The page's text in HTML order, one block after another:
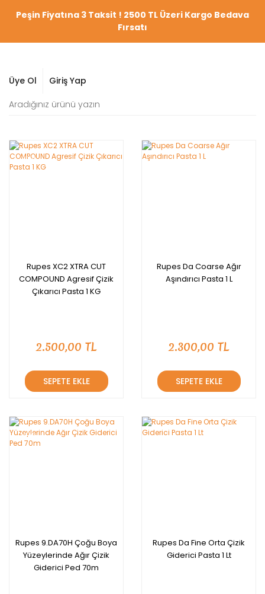
Peşin Fiyatına 3 Taksit ! 2500 TL Üzeri Kargo Bedava
Fırsatı
Üye Ol Giriş Yap
YENİ
Rupes XC2 XTRA CUT
COMPOUND Agresif Çizik
Çıkarıcı Pasta 1 KG
2.500,00 TL
SEPETE EKLE
Rupes Da Coarse Ağır
Aşındırıcı Pasta 1 L
2.300,00 TL
SEPETE EKLE
YENİ
Rupes 9.DA70H Çoğu Boya
Yüzeylerinde Ağır Çizik
Giderici Ped 70m
Rupes Da Fine Orta Çizik
Giderici Pasta 1 Lt